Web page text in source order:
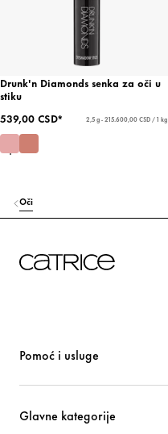
Drunk'n Diamonds senka za oči u
stiku
539,00 CSD*
2,5 g - 215.600,00 CSD / 1 kg
Oči
Pomoć i usluge
Glavne kategorije